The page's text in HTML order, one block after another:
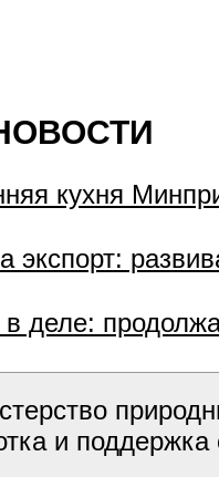
кухня
экспорт:
в деле:
и